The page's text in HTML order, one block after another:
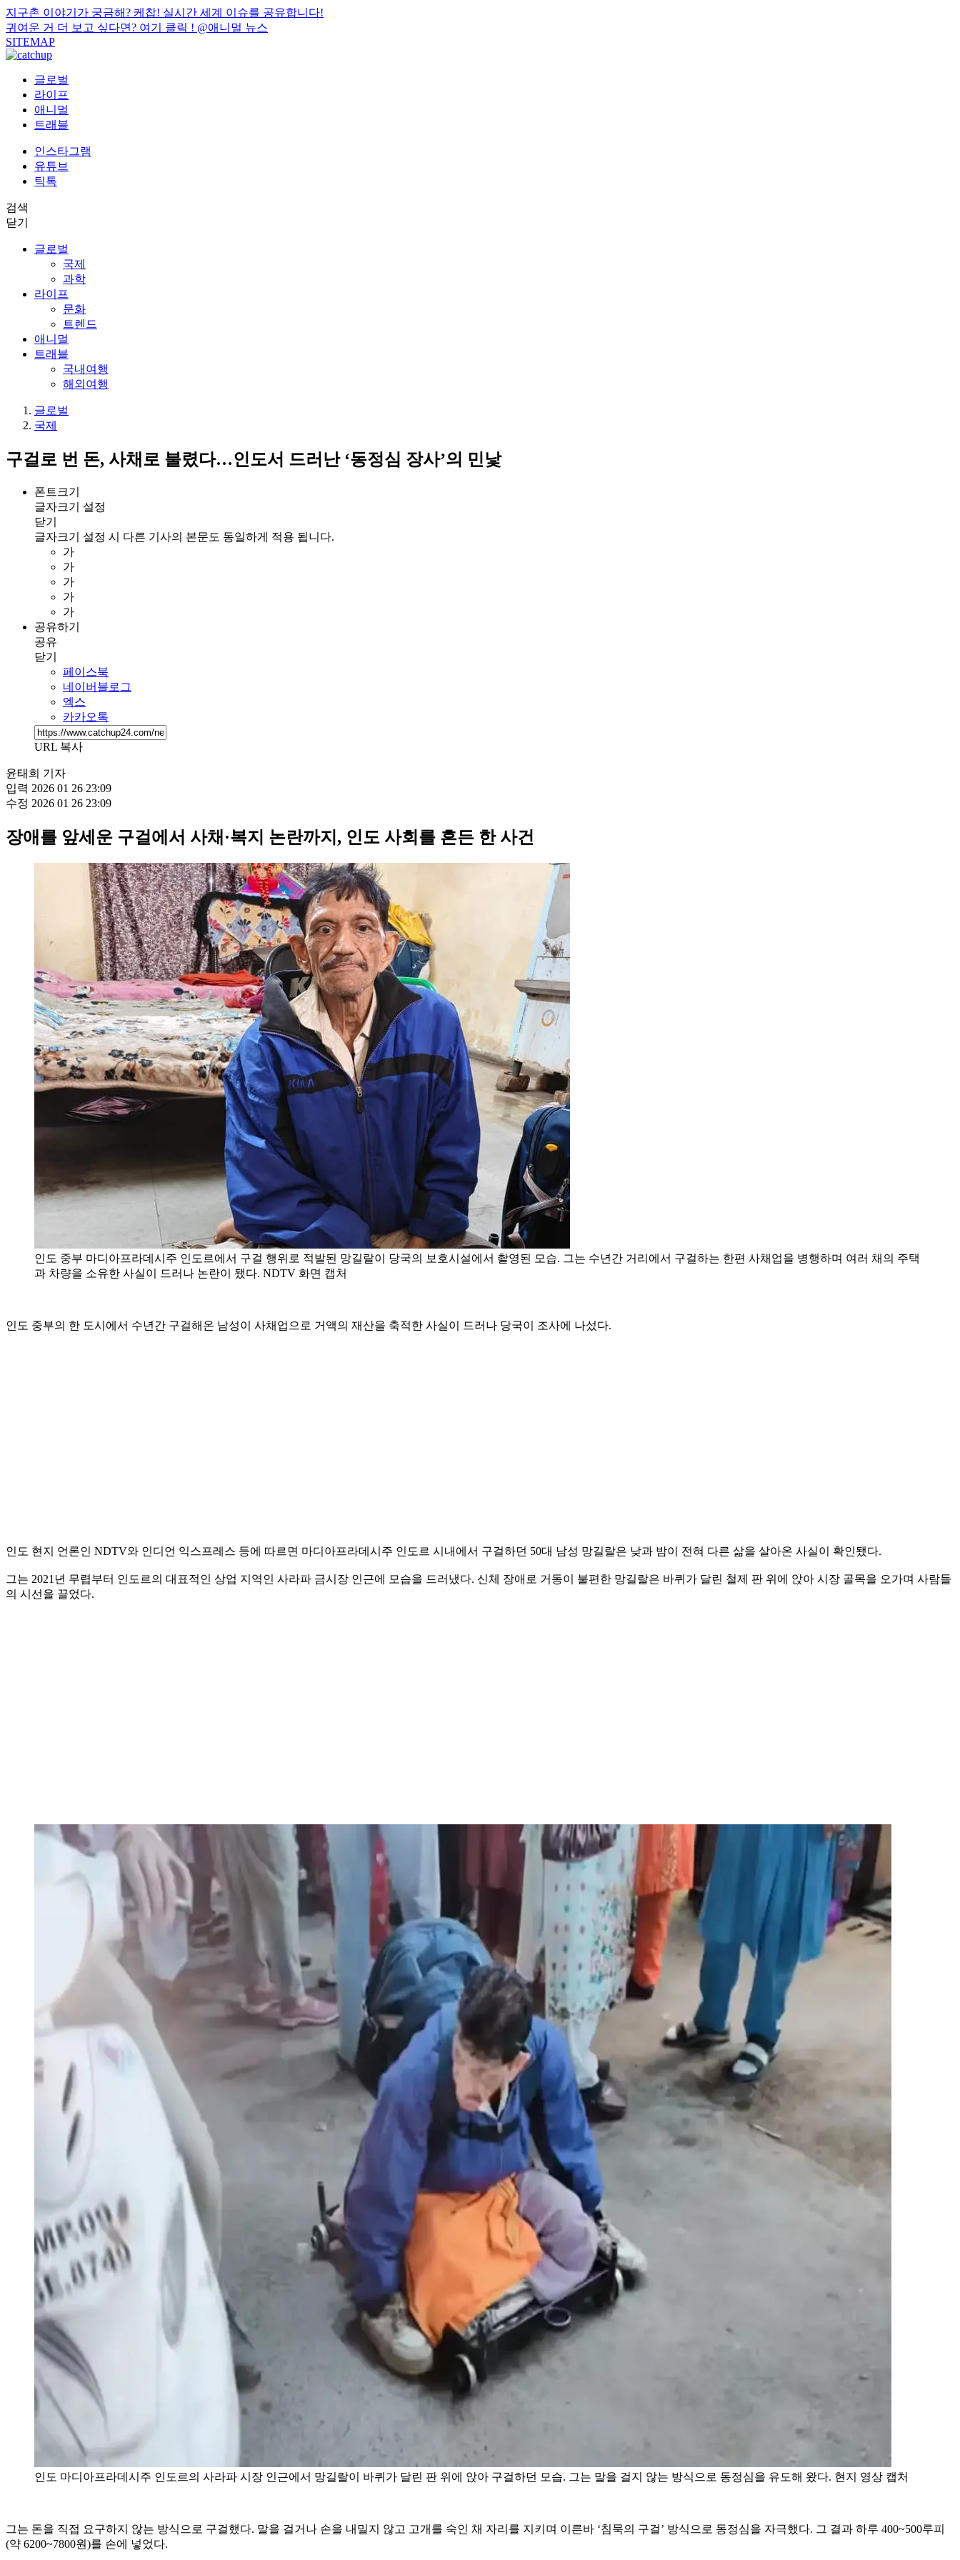
지구촌 이야기가 궁금해? 케찹! 실시간 세계 이슈를 공유합니다!
귀여운 거 더 보고 싶다면? 여기 클릭 ! @애니멀 뉴스
SITEMAP
글로벌
라이프
애니멀
트래블
인스타그램
유튜브
틱톡
검색
닫기
글로벌
국제
과학
라이프
문화
트렌드
애니멀
트래블
국내여행
해외여행
글로벌
국제
구걸로 번 돈, 사채로 불렸다…인도서 드러난 ‘동정심 장사’의 민낯
폰트크기
글자크기 설정
닫기
글자크기 설정 시 다른 기사의 본문도 동일하게 적용 됩니다.
가
가
가
가
가
공유하기
공유
닫기
페이스북
네이버블로그
엑스
카카오톡
URL 복사
윤태희 기자
입력 2026 01 26 23:09
수정 2026 01 26 23:09
장애를 앞세운 구걸에서 사채·복지 논란까지, 인도 사회를 흔든 한 사건
인도 중부 마디아프라데시주 인도르에서 구걸 행위로 적발된 망길랄이 당국의 보호시설에서 촬영된 모습. 그는 수년간 거리에서 구걸하는 한편 사채업을 병행하며 여러 채의 주택
과 차량을 소유한 사실이 드러나 논란이 됐다. NDTV 화면 캡처
인도 중부의 한 도시에서 수년간 구걸해온 남성이 사채업으로 거액의 재산을 축적한 사실이 드러나 당국이 조사에 나섰다.
인도 현지 언론인 NDTV와 인디언 익스프레스 등에 따르면 마디아프라데시주 인도르 시내에서 구걸하던 50대 남성 망길랄은 낮과 밤이 전혀 다른 삶을 살아온 사실이 확인됐다.
그는 2021년 무렵부터 인도르의 대표적인 상업 지역인 사라파 금시장 인근에 모습을 드러냈다. 신체 장애로 거동이 불편한 망길랄은 바퀴가 달린 철제 판 위에 앉아 시장 골목을 오가며 사람들
의 시선을 끌었다.
인도 마디아프라데시주 인도르의 사라파 시장 인근에서 망길랄이 바퀴가 달린 판 위에 앉아 구걸하던 모습. 그는 말을 걸지 않는 방식으로 동정심을 유도해 왔다. 현지 영상 캡처
그는 돈을 직접 요구하지 않는 방식으로 구걸했다. 말을 걸거나 손을 내밀지 않고 고개를 숙인 채 자리를 지키며 이른바 ‘침묵의 구걸’ 방식으로 동정심을 자극했다. 그 결과 하루 400~500루피
(약 6200~7800원)를 손에 넣었다.